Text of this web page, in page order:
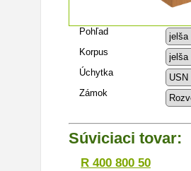
Pohľad
Korpus
Úchytka
Zámok
Súviciaci tovar:
R 400 800 50